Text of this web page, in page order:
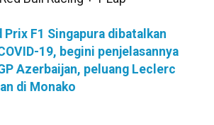
Prix F1 Singapura dibatalkan
19, begini penjelasannya
Azerbaijan, peluang Leclerc
di Monako